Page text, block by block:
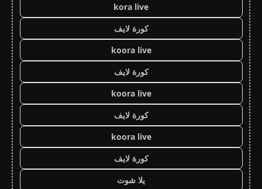
kora live
كورة لايف
koora live
كورة لايف
koora live
كورة لايف
koora live
كورة لايف
يلا شوت